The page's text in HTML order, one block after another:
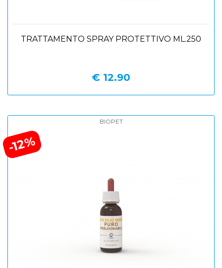
TRATTAMENTO SPRAY PROTETTIVO ML.250
€ 12.90
-12%
BIOPET